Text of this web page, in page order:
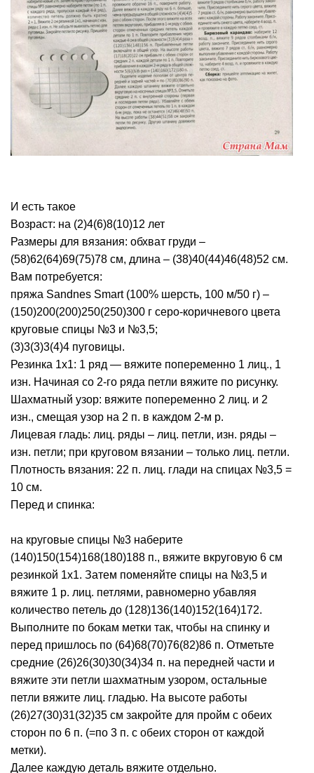
И есть такое
Возраст: на (2)4(6)8(10)12 лет
Размеры для вязания: обхват груди –
(58)62(64)69(75)78 см, длина – (38)40(44)46(48)52 см.
Вам потребуется:
пряжа Sandnes Smart (100% шерсть, 100 м/50 г) –
(150)200(200)250(250)300 г серо-коричневого цвета
круговые спицы №3 и №3,5;
(3)3(3)3(4)4 пуговицы.
Резинка 1х1: 1 ряд — вяжите попеременно 1 лиц., 1
изн. Начиная со 2-го ряда петли вяжите по рисунку.
Шахматный узор: вяжите попеременно 2 лиц. и 2
изн., смещая узор на 2 п. в каждом 2-м р.
Лицевая гладь: лиц. ряды – лиц. петли, изн. ряды –
изн. петли; при круговом вязании – только лиц. петли.
Плотность вязания: 22 п. лиц. глади на спицах №3,5 =
10 см.
Перед и спинка:
на круговые спицы №3 наберите
(140)150(154)168(180)188 п., вяжите вкруговую 6 см
резинкой 1х1. Затем поменяйте спицы на №3,5 и
вяжите 1 р. лиц. петлями, равномерно убавляя
количество петель до (128)136(140)152(164)172.
Выполните по бокам метки так, чтобы на спинку и
перед пришлось по (64)68(70)76(82)86 п. Отметьте
средние (26)26(30)30(34)34 п. на передней части и
вяжите эти петли шахматным узором, остальные
петли вяжите лиц. гладью. На высоте работы
(26)27(30)31(32)35 см закройте для пройм с обеих
сторон по 6 п. (=по 3 п. с обеих сторон от каждой
метки).
Далее каждую деталь вяжите отдельно.